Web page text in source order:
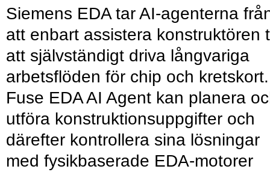
Siemens EDA tar AI-agenterna
att enbart assistera konstruktören
att självständigt driva långvariga
arbetsflöden för chip och kretskort.
Fuse EDA AI Agent kan planera
utföra konstruktionsuppgifter och
därefter kontrollera sina lösningar
med fysikbaserade EDA-motorer